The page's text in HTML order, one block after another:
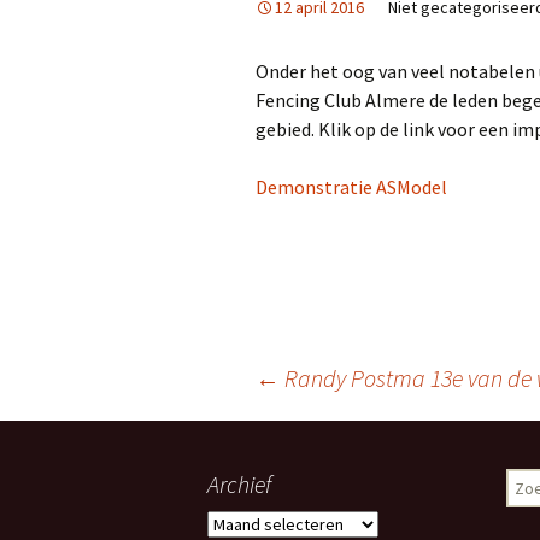
DE LERAREN
Clubkampioenen
12 april 2016 Niet
Onder het oog van veel
Fencing Club Almere de leden
gebied. Klik op de link voor een
Demonstratie ASModel
Berichtnavigatie
← Randy Postma 13e van
Archief
Archief
naar: